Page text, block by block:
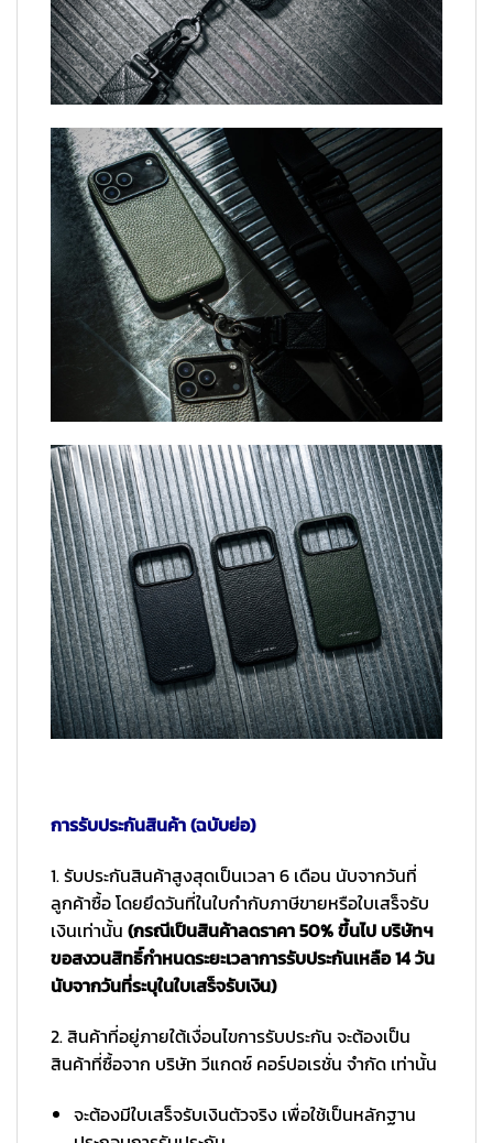
การรับประกันสินค้า (ฉบับย่อ)
1. รับประกันสินค้าสูงสุดเป็นเวลา 6 เดือน นับจากวันที่
ลูกค้าซื้อ โดยยึดวันที่ในใบกำกับภาษีขายหรือใบเสร็จรับ
เงินเท่านั้น (กรณีเป็นสินค้าลดราคา 50% ขึ้นไป บริษัทฯ
ขอสงวนสิทธิ์กำหนดระยะเวลาการรับประกันเหลือ 14 วัน
นับจากวันที่ระบุในใบเสร็จรับเงิน)
2. สินค้าที่อยู่ภายใต้เงื่อนไขการรับประกัน จะต้องเป็น
สินค้าที่ซื้อจาก บริษัท วีแกดซ์ คอร์ปอเรชั่น จำกัด เท่านั้น
จะต้องมีใบเสร็จรับเงินตัวจริง เพื่อใช้เป็นหลักฐาน